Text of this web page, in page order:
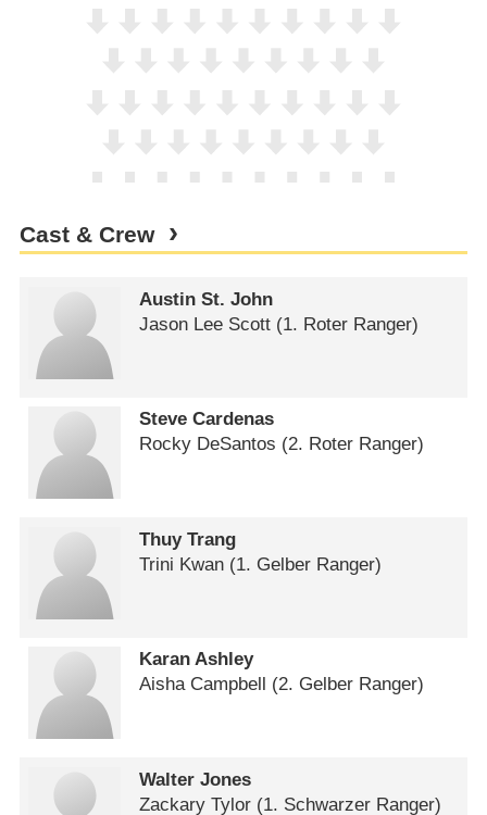
Cast & Crew
Austin St. John
Jason Lee Scott (1. Roter Ranger)
Steve Cardenas
Rocky DeSantos (2. Roter Ranger)
Thuy Trang
Trini Kwan (1. Gelber Ranger)
Karan Ashley
Aisha Campbell (2. Gelber Ranger)
Walter Jones
Zackary Tylor (1. Schwarzer Ranger)